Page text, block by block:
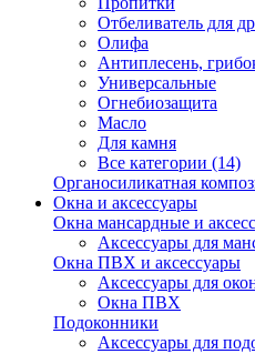
Отбеливатель для
Олифа
Антиплесень,
Универсальные
Огнебиозащита
Масло
Для камня
Все категории (14)
Органосиликатная
Окна и аксессуары
Окна мансардные и
Аксессуары для
Окна ПВХ и аксессуары
Аксессуары для
Окна ПВХ
Подоконники
Аксессуары для